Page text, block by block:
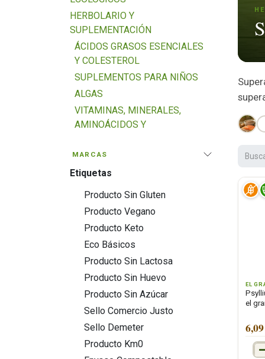
HERBOLARIO Y
SUPLEMENTACIÓN
ÁCIDOS GRASOS ESENCIALES
Y COLESTEROL
SUPLEMENTOS PARA NIÑOS
ALGAS
VITAMINAS, MINERALES,
AMINOÁCIDOS Y
AROMATERAPIA
DEPURATIVOS, CONTROL DE
HEPÁTICO
SUPERALIMENTOS
SISTEMA INMUNE Y DEFENSAS
HIERBAS PARA INFUSIÓN
DOLOR E INFLAMACIÓN
PROTEÍNAS
HUESOS, ARTICULACIONES,
CABELLO, PIEL Y UÑAS
SISTEMA NERVIOSO, ESTRÉS,
MARCAS
Etiquetas
Producto Sin Gluten
Producto Vegano
Producto Keto
Eco Básicos
Producto Sin Lactosa
Producto Sin Huevo
Producto Sin Azúcar
Sello Comercio Justo
Sello Demeter
Producto Km0
EL
el
6,09